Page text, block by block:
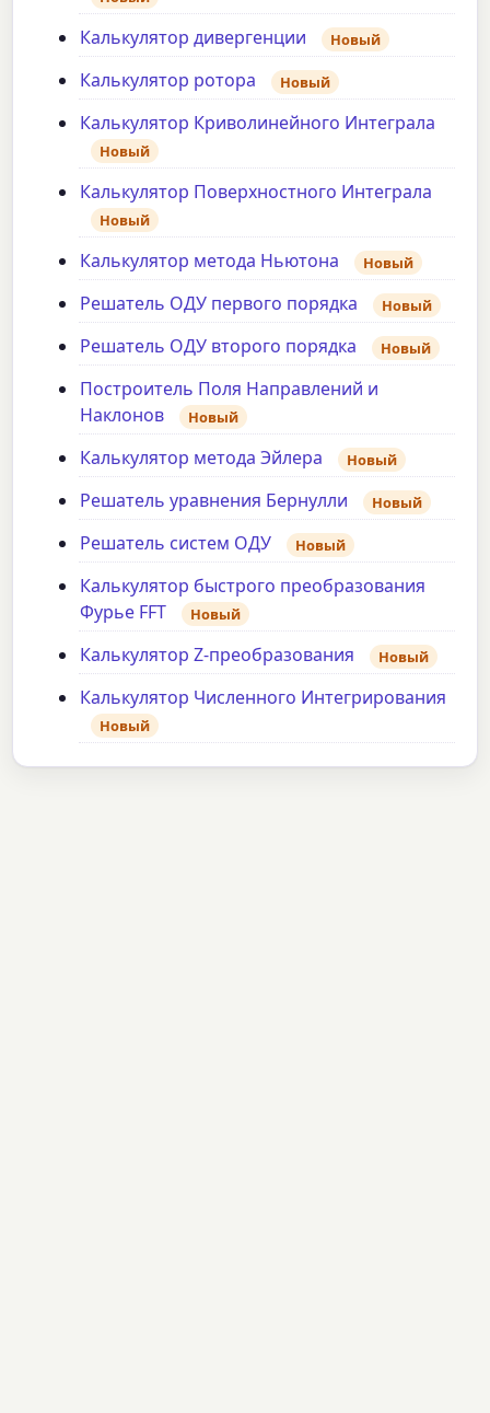
Калькулятор дивергенции Новый
Калькулятор ротора Новый
Калькулятор Криволинейного Интеграла
Новый
Калькулятор Поверхностного Интеграла
Новый
Калькулятор метода Ньютона Новый
Решатель ОДУ первого порядка Новый
Решатель ОДУ второго порядка Новый
Построитель Поля Направлений и
Наклонов
Новый
Калькулятор метода Эйлера Новый
Решатель уравнения Бернулли Новый
Решатель систем ОДУ Новый
Калькулятор быстрого преобразования
Фурье FFT
Новый
Калькулятор Z-преобразования Новый
Калькулятор Численного Интегрирования
Новый